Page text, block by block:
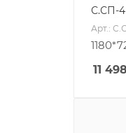
С.СП-4
Арт.:
11 498